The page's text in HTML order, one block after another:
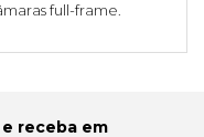
full-frame.
receba em